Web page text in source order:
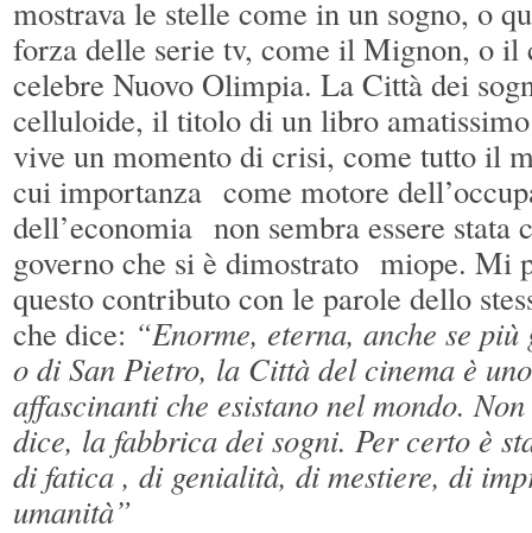
mostrava le stelle come in un sogno, o
forza delle serie tv, come il Mignon, o il
celebre Nuovo Olimpia. La Città dei
celluloide, il titolo di un libro
vive un momento di crisi, come tutto il
cui importanza come motore
dell’economia non sembra essere stata
governo che si è dimostrato miope. Mi
questo contributo con le parole dello
che dice: “Enorme, eterna, anche se
o di San Pietro, la Città del cinema è
affascinanti che esistano nel mondo.
dice, la fabbrica dei sogni. Per certo è
di fatica , di genialità, di mestiere, di
umanità”